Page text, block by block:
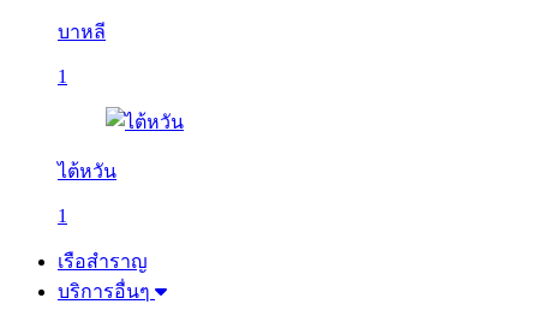
บาหลี
1
ไต้หวัน
1
เรือสำราญ
บริการอื่นๆ